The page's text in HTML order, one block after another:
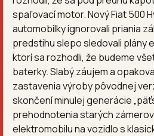
spaľovací motor. Nový Fiat 500
automobilky ignorovali priania
predstihu slepo sledovali plány
ktorí sa rozhodli, že budeme
baterky. Slabý záujem a
zastavenia výroby pôvodnej
skončení minulej generácie
prehodnotenia starých
elektromobilu na vozidlo s